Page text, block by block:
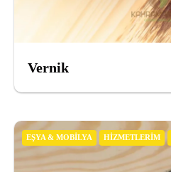
Vernik
EŞYA & MOBILYA HIZMETLERIM